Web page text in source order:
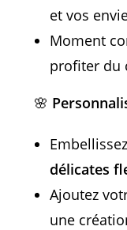
et vos
Moment
profiter du
🌸
délicates
Ajoutez
une